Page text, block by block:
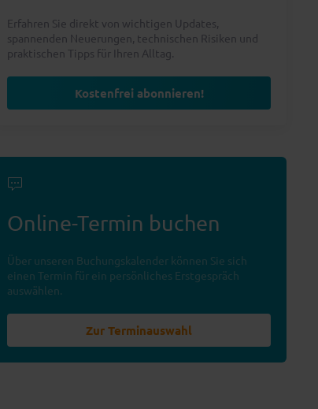
Erfahren Sie direkt von wichtigen Updates,
spannenden Neuerungen, technischen Risiken und
praktischen Tipps für Ihren Alltag.
Kostenfrei abonnieren!
Online-Termin buchen
Über unseren Buchungskalender können Sie sich
einen Termin für ein persönliches Erstgespräch
auswählen.
Zur Terminauswahl